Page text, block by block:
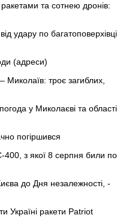
та сотнею дронів:
удару по багатоповерхівці
(адреси)
троє загиблих,
у Миколаєві та області
погіршився
з якої 8 серпня били по
до Дня незалежності, -
Україні ракети Patriot